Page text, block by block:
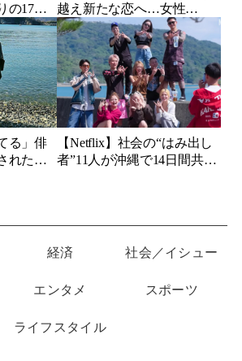
の17歳
いにデ
越え新たな恋へ…女性
YouTuberが選んだのは身長
189cmの医者
る」俳
れた女
【Netflix】社会の“はみ出し
者”11人が沖縄で14日間共同
経済 社会／イシュー
エンタメ スポーツ
ライフスタイル